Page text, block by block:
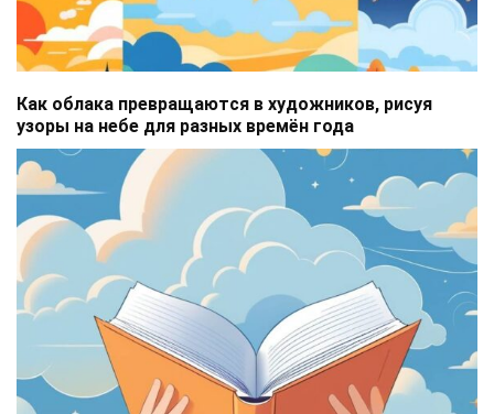
Как облака превращаются в художников, рисуя
узоры на небе для разных времён года